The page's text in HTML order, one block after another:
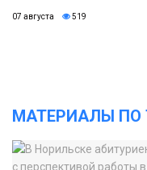
07 августа 519
МАТЕРИАЛЫ ПО